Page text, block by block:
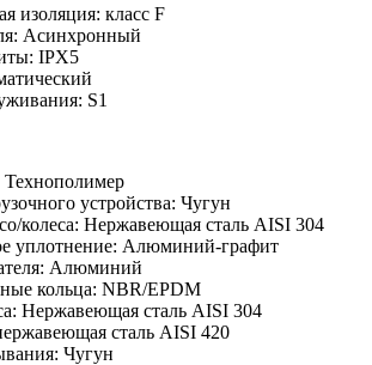
изоляция: класс F
Асинхронный
IPX5
S1
устройства: Чугун
колеса: Нержавеющая сталь AISI 304
уплотнение: Алюминий-графит
Алюминий
кольца: NBR/EPDM
Нержавеющая сталь AISI 304
сталь AISI 420
Чугун